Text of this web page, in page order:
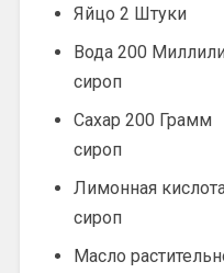
Яйцо 2 Штуки
Вода 200
сироп
Сахар 200 Грамм
сироп
Лимонная
сироп
Масло